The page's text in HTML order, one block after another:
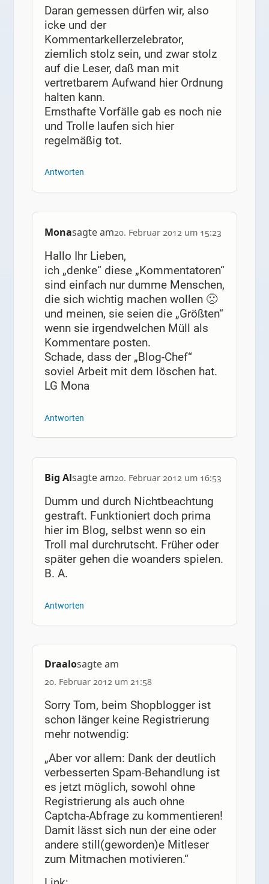
Daran gemessen dürfen wir, also
icke und der
Kommentarkellerzelebrator,
ziemlich stolz sein, und zwar stolz
auf die Leser, daß man mit
vertretbarem Aufwand hier Ordnung
halten kann.
Ernsthafte Vorfälle gab es noch nie
und Trolle laufen sich hier
regelmäßig tot.
Antworten
Monasagte am20. Februar 2012 um 15:23
Hallo Ihr Lieben,
ich „denke“ diese „Kommentatoren“
sind einfach nur dumme Menschen,
die sich wichtig machen wollen 🙁
und meinen, sie seien die „Größten“
wenn sie irgendwelchen Müll als
Kommentare posten.
Schade, dass der „Blog-Chef“
soviel Arbeit mit dem löschen hat.
LG Mona
Antworten
Big Alsagte am20. Februar 2012 um 16:53
Dumm und durch Nichtbeachtung
gestraft. Funktioniert doch prima
hier im Blog, selbst wenn so ein
Troll mal durchrutscht. Früher oder
später gehen die woanders spielen.
B. A.
Antworten
Draalosagte am
20. Februar 2012 um 21:58
Sorry Tom, beim Shopblogger ist
schon länger keine Registrierung
mehr notwendig:
„Aber vor allem: Dank der deutlich
verbesserten Spam-Behandlung ist
es jetzt möglich, sowohl ohne
Registrierung als auch ohne
Captcha-Abfrage zu kommentieren!
Damit lässt sich nun der eine oder
andere still(geworden)e Mitleser
zum Mitmachen motivieren.“